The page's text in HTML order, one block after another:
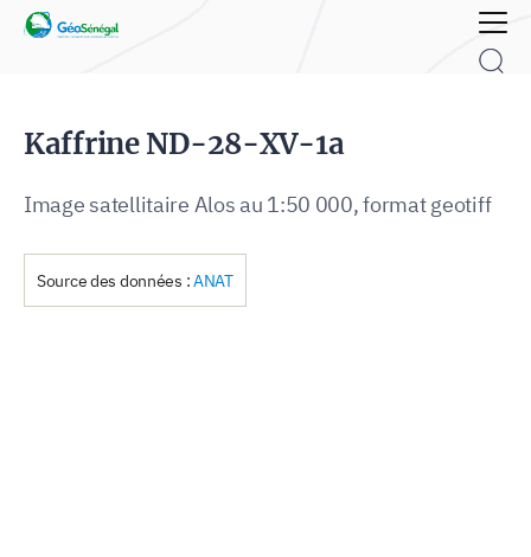
Rechercher :
Kaffrine ND-28-XV-1a
Image satellitaire Alos au 1:50 000, format geotiff
Source des données :ANAT